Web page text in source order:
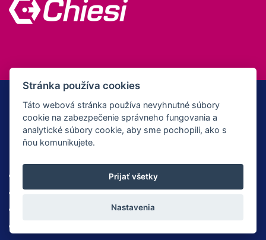
© Copyright 2012 - 2026 Všetky práva
vyhradené | Webdesign & administration -
Chiesi nie je poskytovateľom zdravotnej starostlivosti, nevykonáva
diagnostiku a neposkytuje poradenstvo v oblasti zdravia. S akýmikoľvek
otázkami týkajúcimi sa Vášho zdravia sa, prosím, obráťte na svojho
ošetrujúceho lekára.
Stránka používa cookies
Táto webová stránka používa nevyhnutné súbory
cookie na zabezpečenie správneho fungovania a
analytické súbory cookie, aby sme pochopili, ako s
ňou komunikujete.
Prijať všetky
Nastavenia